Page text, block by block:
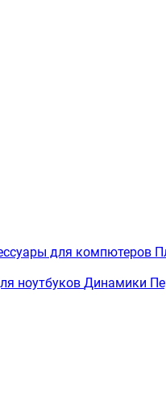
для компютеров
ноутбуков Динамики